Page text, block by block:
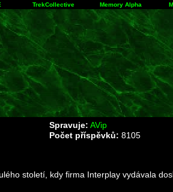
TrekCollective Memory Alpha
Spravuje: AVip
Počet příspěvků: 8105
století, kdy firma Interplay vydávala